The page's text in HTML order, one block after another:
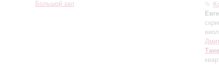
Большой зал